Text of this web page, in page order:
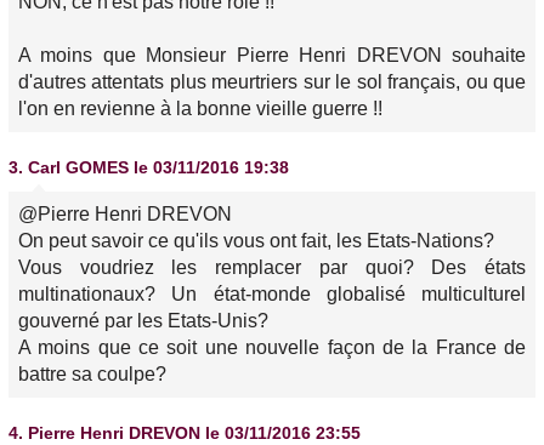
A moins que Monsieur Pierre Henri DREVON souhaite
d'autres attentats plus meurtriers sur le sol français, ou que
l'on en revienne à la bonne vieille guerre !!
3. Carl GOMES le 03/11/2016 19:38
@Pierre Henri DREVON
On peut savoir ce qu'ils vous ont fait, les Etats-Nations?
Vous voudriez les remplacer par quoi? Des états
multinationaux? Un état-monde globalisé multiculturel
gouverné par les Etats-Unis?
A moins que ce soit une nouvelle façon de la France de
battre sa coulpe?
4. Pierre Henri DREVON le 03/11/2016 23:55